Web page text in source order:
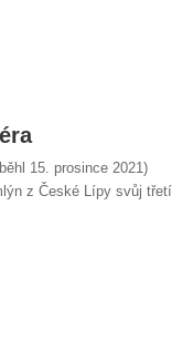
15. prosince 2021)
z České Lípy svůj třetí